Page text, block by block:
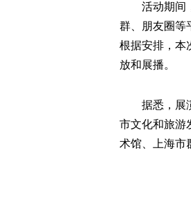
活动期间
群、朋友圈等
根据安排，本
放和展播。
据悉，展
市文化和旅游
术馆、上海市